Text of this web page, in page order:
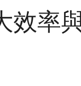
效率